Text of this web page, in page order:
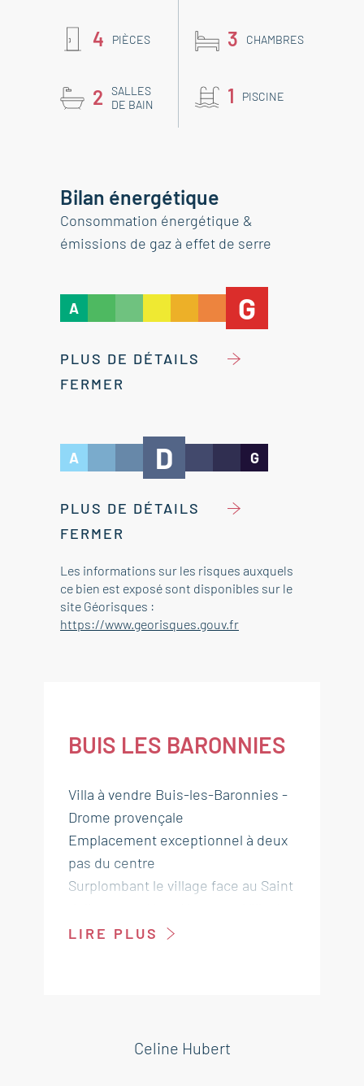
4 PIÈCES 3 CHAMBRES
2
SALLES
DE BAIN
1 PISCINE
Bilan énergétique
Consommation énergétique &
émissions de gaz à effet de serre
A G
PLUS DE DÉTAILS
FERMER
A D G
PLUS DE DÉTAILS
FERMER
Les informations sur les risques auxquels
ce bien est exposé sont disponibles sur le
site Géorisques :
https://www.georisques.gouv.fr
BUIS LES BARONNIES
Villa à vendre Buis-les-Baronnies -
Drome provençale
Emplacement exceptionnel à deux
pas du centre
Surplombant le village face au Saint
caractère avec piscine implantée
LIRE PLUS
Celine Hubert